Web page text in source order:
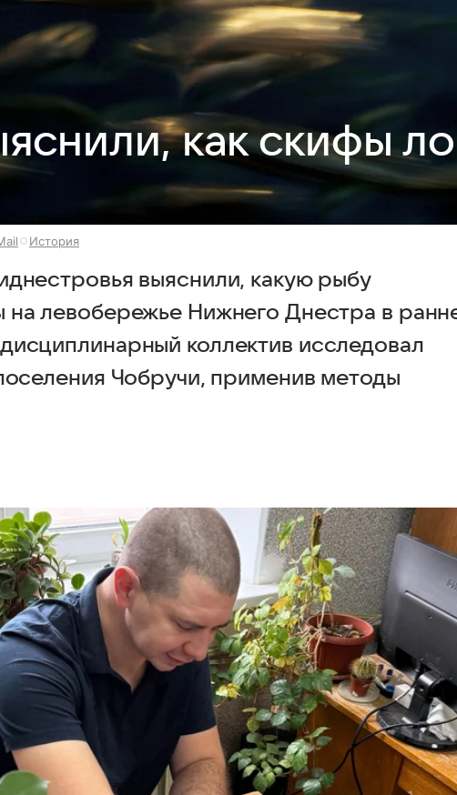
как скифы
История
выяснили, какую рыбу
на левобережье Нижнего Днестра в
коллектив исследовал
Чобручи, применив методы